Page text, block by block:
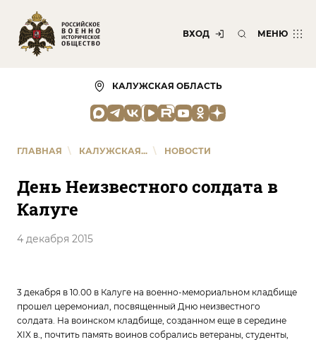
ВХОД МЕНЮ
КАЛУЖСКАЯ ОБЛАСТЬ
ГЛАВНАЯ \ КАЛУЖСКАЯ... \ НОВОСТИ
День Неизвестного солдата в
Калуге
4 декабря 2015
3 декабря в 10.00 в Калуге на военно-мемориальном кладбище
прошел церемониал, посвященный Дню неизвестного
солдата. На воинском кладбище, созданном еще в середине
XIX в., почтить память воинов собрались ветераны, студенты,